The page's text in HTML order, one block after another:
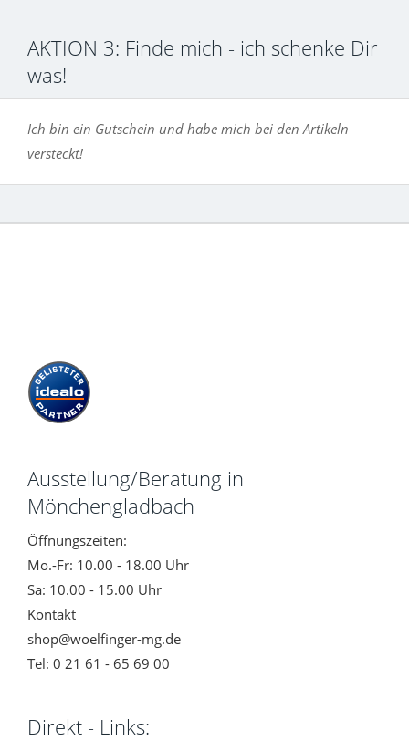
AKTION 3: Finde mich - ich schenke Dir
was!
Ich bin ein Gutschein und habe mich bei den Artikeln
versteckt!
Ausstellung/Beratung in
Mönchengladbach
Öffnungszeiten:
Mo.-Fr: 10.00 - 18.00 Uhr
Sa: 10.00 - 15.00 Uhr
Kontakt
shop@woelfinger-mg.de
Tel: 0 21 61 - 65 69 00
Direkt - Links: